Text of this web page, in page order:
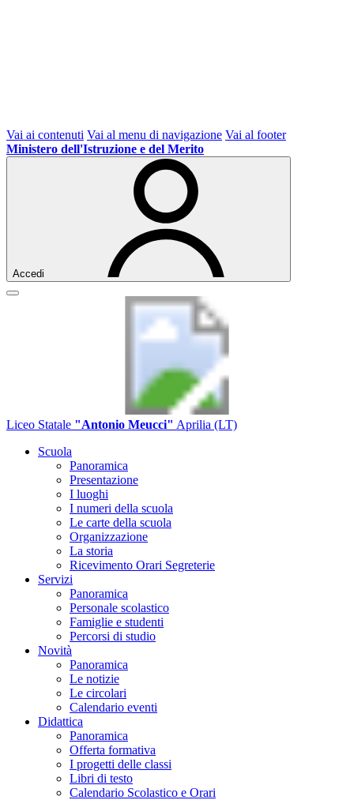
Vai ai contenuti Vai al menu di navigazione Vai al footer
Ministero dell'Istruzione e del Merito
Accedi
Liceo Statale "Antonio Meucci" Aprilia (LT)
Scuola
Panoramica
Presentazione
I luoghi
I numeri della scuola
Le carte della scuola
Organizzazione
La storia
Ricevimento Orari Segreterie
Servizi
Panoramica
Personale scolastico
Famiglie e studenti
Percorsi di studio
Novità
Panoramica
Le notizie
Le circolari
Calendario eventi
Didattica
Panoramica
Offerta formativa
I progetti delle classi
Libri di testo
Calendario Scolastico e Orari